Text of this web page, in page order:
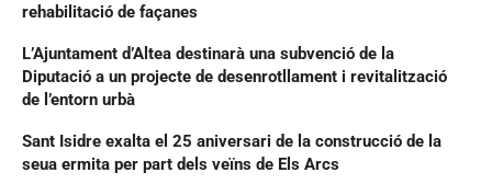
rehabilitació de façanes
L’Ajuntament d’Altea destinarà una subvenció de la
Diputació a un projecte de desenrotllament i revitalització
de l’entorn urbà
Sant Isidre exalta el 25 aniversari de la construcció de la
seua ermita per part dels veïns de Els Arcs